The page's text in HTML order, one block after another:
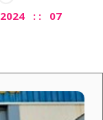
2024 : : 07